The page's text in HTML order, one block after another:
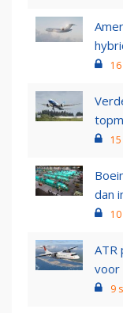
dan
ATR
voor
9